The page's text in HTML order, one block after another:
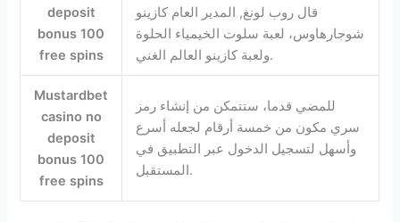
deposit
bonus 100
free spins
قال روب لونغ, المدير العام كازينو
شوجارهاوس، لعبة سلوت الخيمياء الحلوة
ولعبة كازينو العالم الغني.
Mustardbet
casino no
deposit
bonus 100
free spins
للمضي قدما، ستتمكن من إنشاء رمز
سري مكون من خمسة أرقام لجعله أسرع
وأسهل لتسجيل الدخول عبر التطبيق في
المستقبل.